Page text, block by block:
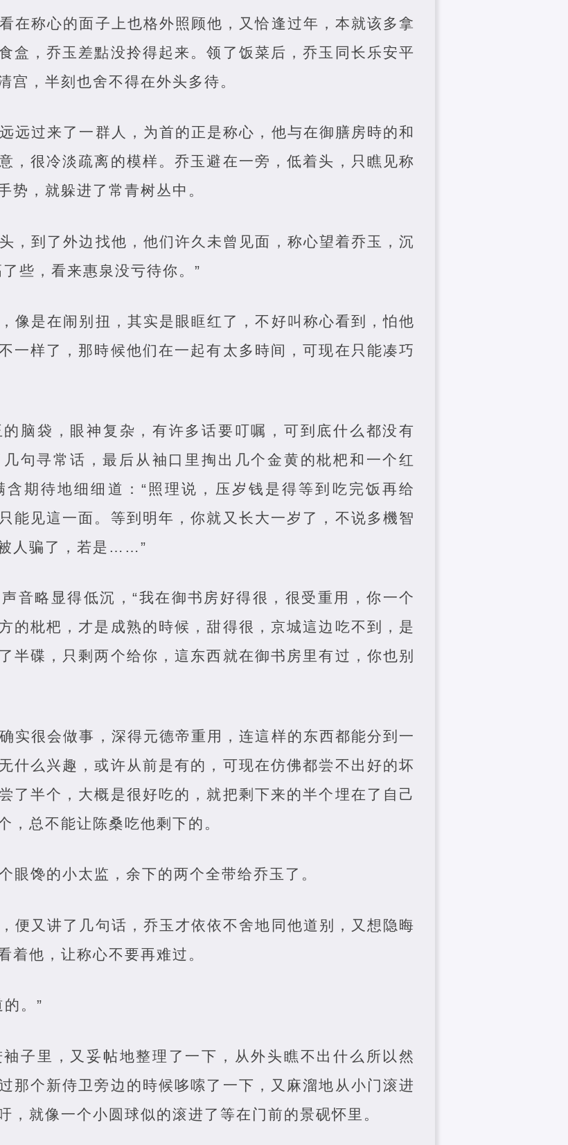
在称心的面子上也格外照顾他，又恰逢过年，本就该多拿
盒，乔玉差點没拎得起来。领了饭菜后，乔玉同长乐安平
宫，半刻也舍不得在外头多待。
远过来了一群人，为首的正是称心，他与在御膳房時的和
，很冷淡疏离的模样。乔玉避在一旁，低着头，只瞧见称
势，就躲进了常青树丛中。
，到了外边找他，他们许久未曾见面，称心望着乔玉，沉
些，看来惠泉没亏待你。”
像是在闹别扭，其实是眼眶红了，不好叫称心看到，怕他
一样了，那時候他们在一起有太多時间，可现在只能凑巧
脑袋，眼神复杂，有许多话要叮嘱，可到底什么都没有
句寻常话，最后从袖口里掏出几个金黄的枇杷和一个红
期待地细细道：“照理说，压岁钱是得等到吃完饭再给
能见這一面。等到明年，你就又长大一岁了，不说多機智
人骗了，若是……”
音略显得低沉，“我在御书房好得很，很受重用，你一个
的枇杷，才是成熟的時候，甜得很，京城這边吃不到，是
半碟，只剩两个给你，這东西就在御书房里有过，你也别
实很会做事，深得元德帝重用，连這样的东西都能分到一
什么兴趣，或许从前是有的，可现在仿佛都尝不出好的坏
了半个，大概是很好吃的，就把剩下来的半个埋在了自己
，总不能让陈桑吃他剩下的。
眼馋的小太监，余下的两个全带给乔玉了。
便又讲了几句话，乔玉才依依不舍地同他道别，又想隐晦
着他，让称心不要再难过。
。”
子里，又妥帖地整理了一下，从外头瞧不出什么所以然
那个新侍卫旁边的時候哆嗦了一下，又麻溜地从小门滚进
，就像一个小圆球似的滚进了等在门前的景砚怀里。